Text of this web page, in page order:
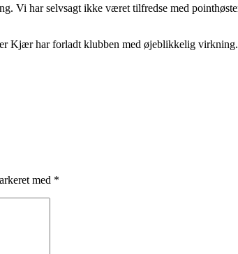
Vi har selvsagt ikke været tilfredse med
Kjær har forladt klubben med øjeblikkelig
med *